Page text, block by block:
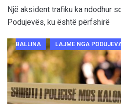
Një aksident trafiku ka ndodhur
Podujevës, ku është përfshirë
BALLINA LAJME NGA